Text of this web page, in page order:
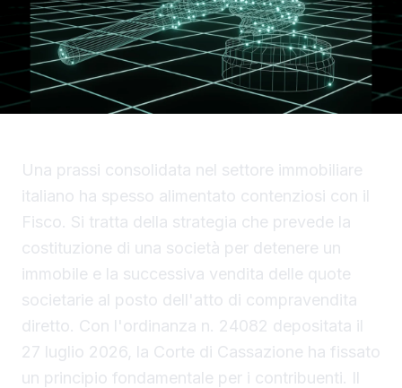
Una prassi consolidata nel settore immobiliare
italiano ha spesso alimentato contenziosi con il
Fisco. Si tratta della strategia che prevede la
costituzione di una società per detenere un
immobile e la successiva vendita delle quote
societarie al posto dell'atto di compravendita
diretto. Con l'ordinanza n. 24082 depositata il
27 luglio 2026, la Corte di Cassazione ha fissato
un principio fondamentale per i contribuenti. Il